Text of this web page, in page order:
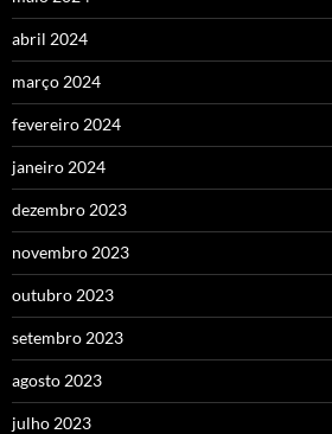
abril 2024
março 2024
fevereiro 2024
janeiro 2024
dezembro 2023
novembro 2023
outubro 2023
setembro 2023
agosto 2023
julho 2023